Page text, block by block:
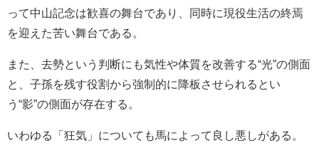
って中山記念は歓喜の舞台であり、同時に現役生活の終焉
を迎えた苦い舞台である。
また、去勢という判断にも気性や体質を改善する“光”の側面
と、子孫を残す役割から強制的に降板させられるとい
う“影”の側面が存在する。
いわゆる「狂気」についても馬によって良し悪しがある。